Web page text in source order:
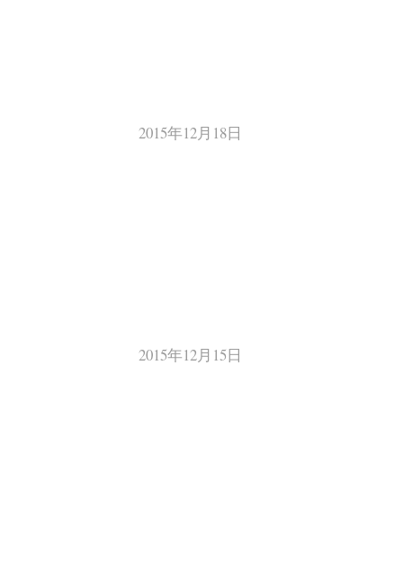
2015年12月18日
2015年12月15日